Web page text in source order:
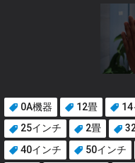
0A機器 12畳 14
25インチ
2畳
40インチ
50インチ